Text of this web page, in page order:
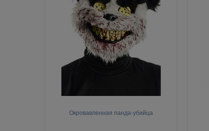
Окровавленная панда-убийца